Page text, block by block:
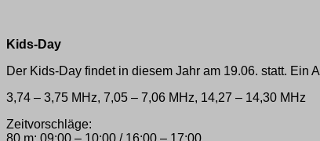
Kids-Day
Der Kids-Day findet in diesem Jahr am 19.06. statt. Ein
3,74 – 3,75 MHz, 7,05 – 7,06 MHz, 14,27 – 14,30 MHz
Zeitvorschläge:
80 m: 09:00 – 10:00 / 16:00 – 17:00